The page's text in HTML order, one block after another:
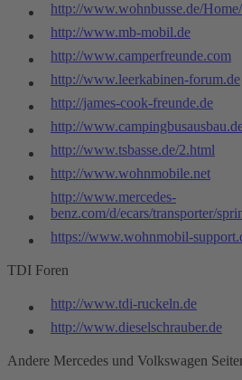
http://www.wohnbusse.de/Home/
http://www.mb-mobil.de
http://www.camperfreunde.com
http://www.leerkabinen-forum.de
http://james-cook-freunde.de
http://
http://www.tsbasse.de/2.html
http://www.wohnmobile.net
http://www.mercedes-
benz.com/d/ecars/transporter/
https://www.wohnmobil-
TDI Foren
http://www.tdi-ruckeln.de
http://www.dieselschrauber.de
Andere Mercedes und Volkswagen